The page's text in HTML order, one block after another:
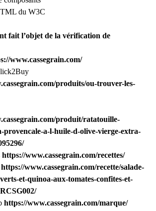
du W3C
fait l’objet de la vérification de
www.cassegrain.com/
produits/ou-trouver-les-
produit/ratatouille-
provencale-a-l-huile-d-olive-vierge-extra-
https://www.cassegrain.com/recettes/
https://www.cassegrain.com/recette/salade-
et-quinoa-aux-tomates-confites-et-
https://www.cassegrain.com/marque/